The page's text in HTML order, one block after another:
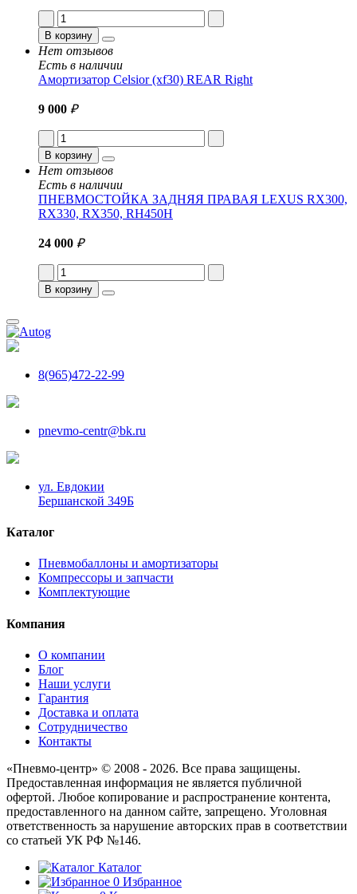
В корзину
Нет отзывов
Есть в наличии
Амортизатор Celsior (xf30) REAR Right
9 000 ₽
В корзину
Нет отзывов
Есть в наличии
ПНЕВМОСТОЙКА ЗАДНЯЯ ПРАВАЯ LEXUS RX300,
RX330, RX350, RH450H
24 000 ₽
В корзину
8(965)472-22-99
pnevmo-centr@bk.ru
ул. Евдокии
Бершанской 349Б
Каталог
Пневмобаллоны и амортизаторы
Компрессоры и запчасти
Комплектующие
Компания
О компании
Блог
Наши услуги
Гарантия
Доставка и оплата
Сотрудничество
Контакты
«Пневмо-центр» © 2008 - 2026. Все права защищены.
Предоставленная информация не является публичной
офертой. Любое копирование и распространение контента,
предоставленного на данном сайте, запрещено. Уголовная
ответственность за нарушение авторских прав в соответствии
со статьей УК РФ №146.
Каталог
0 Избранное